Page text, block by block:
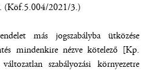
(Köf.5.004/2021/3.)
más jogszabályba ütközése
mindenkire nézve kötelező [Kp.
szabályozási környezetre